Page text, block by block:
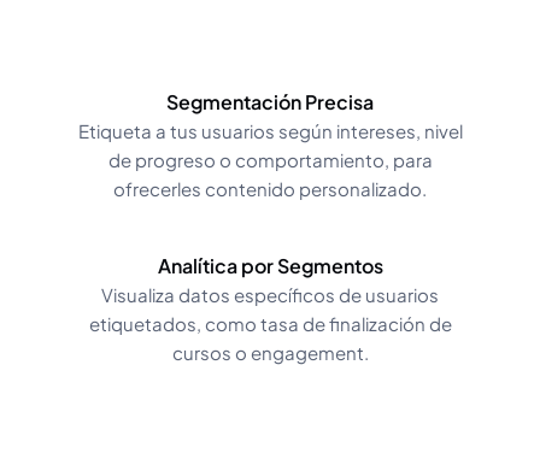
Segmentación Precisa
Etiqueta a tus usuarios según intereses, nivel
de progreso o comportamiento, para
ofrecerles contenido personalizado.
Analítica por Segmentos
Visualiza datos específicos de usuarios
etiquetados, como tasa de finalización de
cursos o engagement.